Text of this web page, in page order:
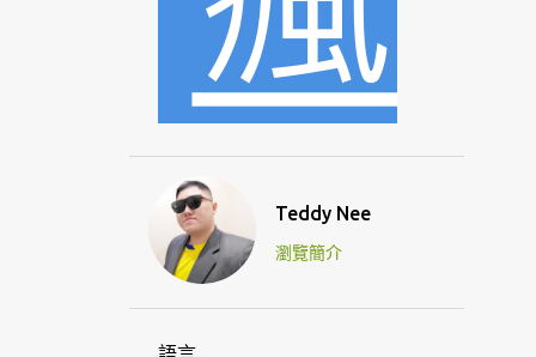
Teddy Nee
瀏覽簡介